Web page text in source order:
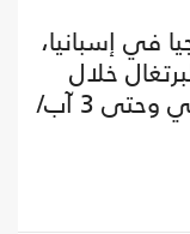
في إسبانيا،
خلال
الفترة من 27 تموز / يوليو الحالي وحتى 3 آب/